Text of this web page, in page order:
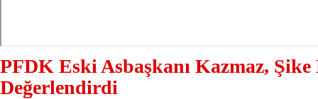
PFDK Eski Asbaşkanı Kazmaz, Şike
Değerlendirdi